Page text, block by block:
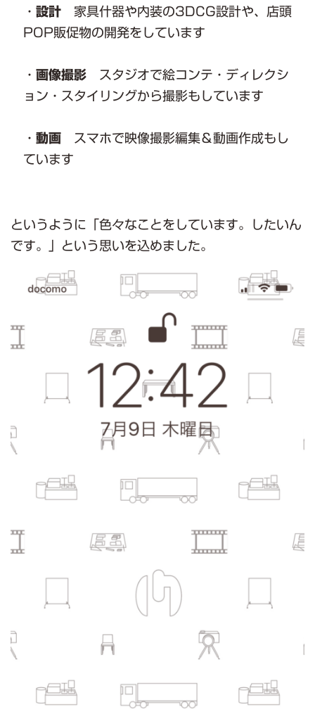
・ 設計 家具什器や内装の3DCG設計や、店頭
POP販促物の開発をしています
・ 画像撮影 スタジオで絵コンテ・ディレクシ
ョン・スタイリングから撮影もしています
・ 動画 スマホで映像撮影編集＆動画作成もし
ています
というように「色々なことをしています。したいん
です。」という思いを込めました。